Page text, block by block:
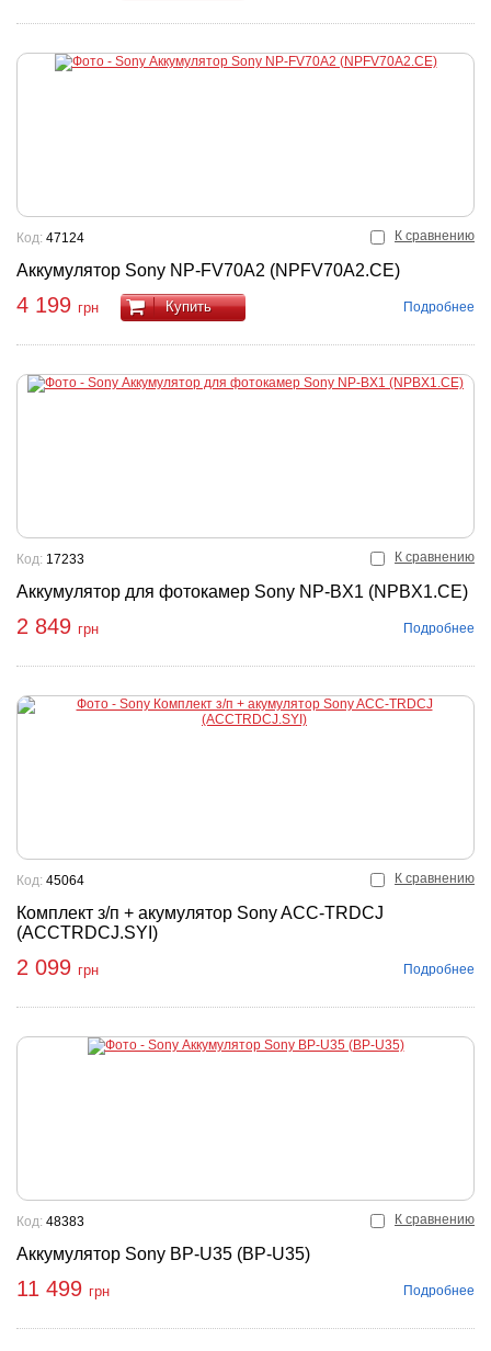
К сравнению
Аккумулятор Sony NP-FV70A2 (NPFV70A2.CE)
Код: 47124
4 199 грн Купить Подробнее
К сравнению
Аккумулятор для фотокамер Sony NP-BX1 (NPBX1.CE)
Код: 17233
2 849 грн Подробнее
К сравнению
Комплект з/п + акумулятор Sony ACC-TRDCJ
(ACCTRDCJ.SYI)
Код: 45064
2 099 грн Подробнее
К сравнению
Аккумулятор Sony BP-U35 (BP-U35)
Код: 48383
11 499 грн Подробнее